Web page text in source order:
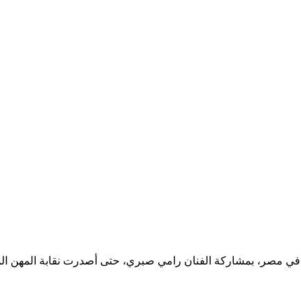
في مصر، بمشاركة الفنان رامي صبري، حتى أصدرت نقابة المهن